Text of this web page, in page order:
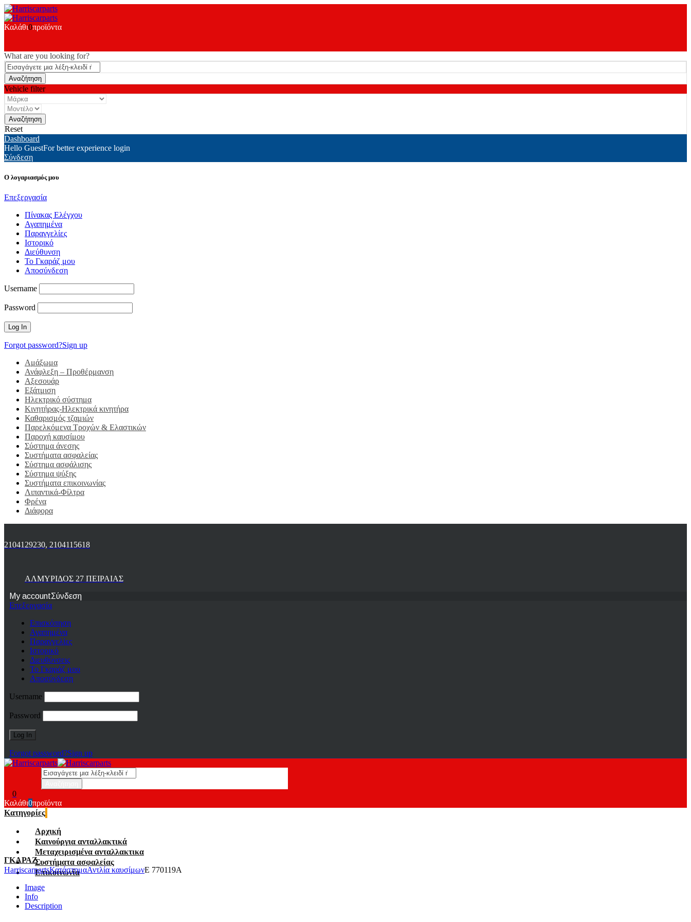
Καλάθι0προϊόντα
What are you looking for?
Vehicle filter
Reset
Dashboard
Hello GuestFor better experience login
Σύνδεση
Ο λογαριασμός μου
Επεξεργασία
Πίνακας Ελέγχου
Αγαπημένα
Παραγγελίες
Ιστορικό
Διεύθυνση
Το Γκαράζ μου
Αποσύνδεση
Username
Password
Forgot password?Sign up
Αμάξωμα
Ανάφλεξη – Προθέρμανση
Αξεσουάρ
Εξάτμιση
Ηλεκτρικό σύστημα
Κινητήρας-Ηλεκτρικά κινητήρα
Καθαρισμός τζαμιών
Παρελκόμενα Τροχών & Ελαστικών
Παροχή καυσίμου
Σύστημα άνεσης
Συστήματα ασφαλείας
Σύστημα ασφάλισης
Σύστημα ψύξης
Συστήματα επικοινωνίας
Λιπαντικά-Φίλτρα
Φρένα
Διάφορα
2104129230, 2104115618
ΑΛΜΥΡΙΔΟΣ 27 ΠΕΙΡΑΙΑΣ
My accountΣύνδεση
Επεξεργασία
Επισκόπηση
Αγαπημένα
Παραγγελίες
Ιστορικό
Διευθύνσεις
Το Γκαράζ μου
Αποσύνδεση
Username
Password
Forgot password?Sign up
0
Καλάθι0προϊόντα
Κατηγορίες
Αρχική
Καινούργια ανταλλακτικά
Μεταχειρισμένα ανταλλακτικα
Συστήματα ασφαλείας
Επικοινωνία
ΓΚΑΡΑΖ
HarriscarpartsΚατάστημαΑντλία καυσίμωνE 770119A
Image
Info
Description